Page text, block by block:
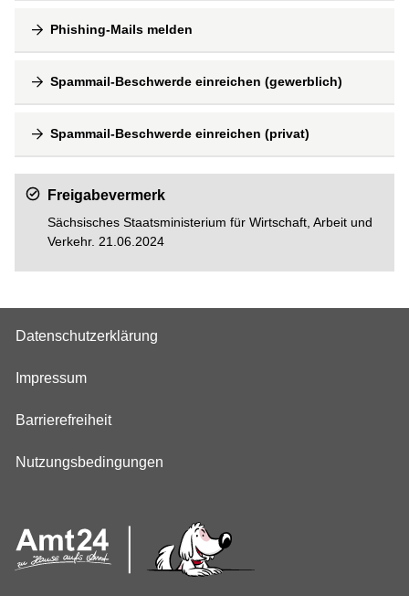
Phishing-Mails melden
Spammail-Beschwerde einreichen (gewerblich)
Spammail-Beschwerde einreichen (privat)
Freigabevermerk
Sächsisches Staatsministerium für Wirtschaft, Arbeit und
Verkehr. 21.06.2024
Datenschutzerklärung
Impressum
Barrierefreiheit
Nutzungsbedingungen